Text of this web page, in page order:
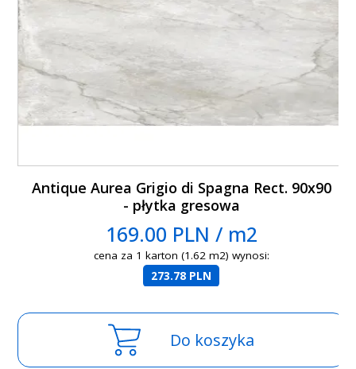
Antique Aurea Grigio di Spagna Rect. 90x90
- płytka gresowa
169.00 PLN / m2
cena za 1 karton (1.62 m2) wynosi:
273.78 PLN
Do koszyka